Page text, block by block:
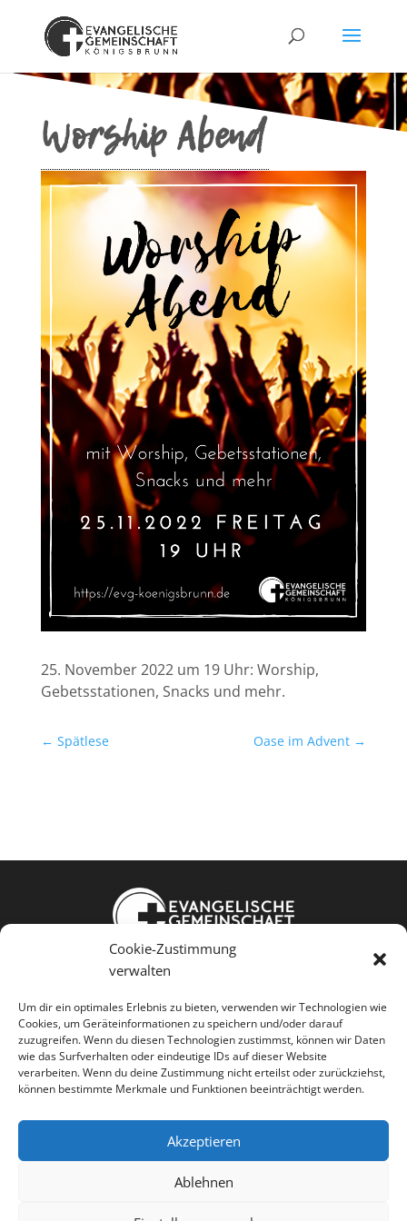
Cookie-Zustimmung
verwalten
Um dir ein optimales Erlebnis zu bieten, verwenden wir Technologien wie
Cookies, um Geräteinformationen zu speichern und/oder darauf
zuzugreifen. Wenn du diesen Technologien zustimmst, können wir Daten
wie das Surfverhalten oder eindeutige IDs auf dieser Website
verarbeiten. Wenn du deine Zustimmung nicht erteilst oder zurückziehst,
können bestimmte Merkmale und Funktionen beeinträchtigt werden.
Akzeptieren
Ablehnen
Worship Abend
25. November 2022 um 19 Uhr: Worship,
Gebetsstationen, Snacks und mehr.
← Spätlese Oase im Advent →
Weißkopfstraße 24
Jesus kennen Gemeinschaft leben
Menschen dienen

